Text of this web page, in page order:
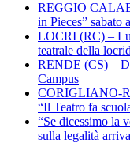
REGGIO
in Pieces” sabato
LOCRI (RC) –
teatrale della
RENDE (CS) –
Campus
CORIGLIANO-
“Il Teatro fa
“Se dicessimo la
sulla legalità